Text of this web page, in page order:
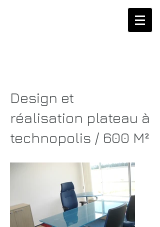
Design et
réalisation plateau à
technopolis / 600 M²